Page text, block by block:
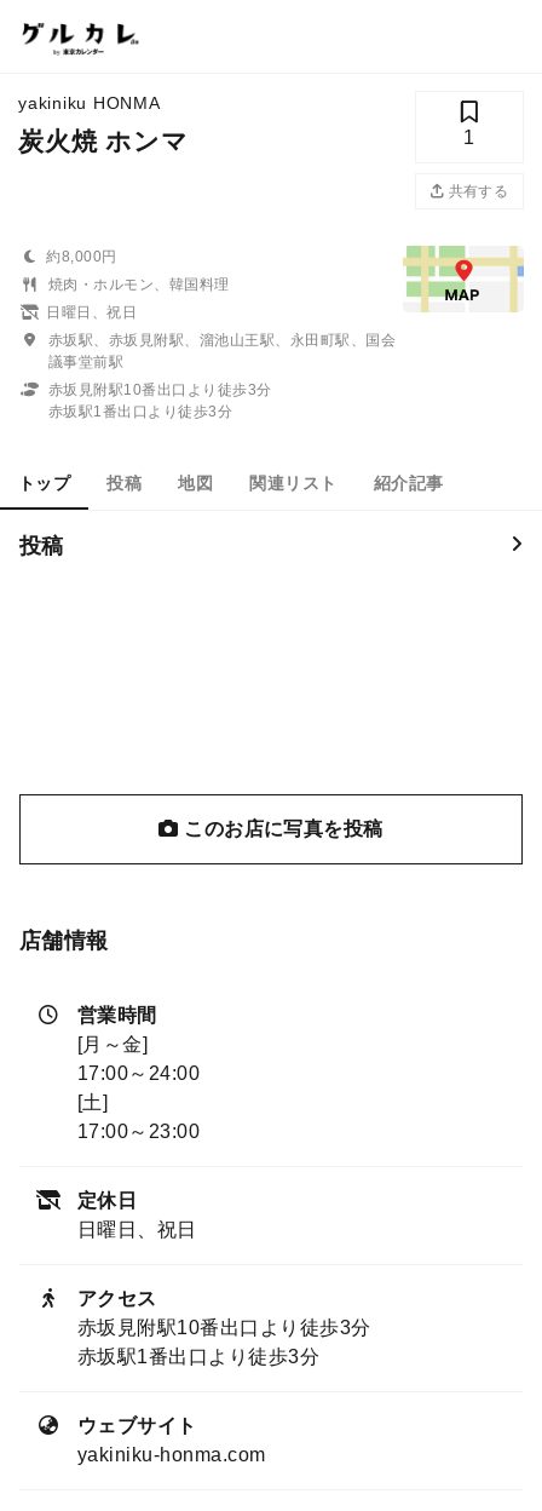
yakiniku HONMA
炭火焼 ホンマ 1
共有する
約8,000円
焼肉・ホルモン、韓国料理
日曜日、祝日
赤坂駅、赤坂見附駅、溜池山王駅、永田町駅、国会
議事堂前駅
赤坂見附駅10番出口より徒歩3分
赤坂駅1番出口より徒歩3分
トップ 投稿 地図 関連リスト 紹介記事
投稿
このお店に写真を投稿
店舗情報
営業時間
[月～金]
17:00～24:00
[土]
17:00～23:00
定休日
日曜日、祝日
アクセス
赤坂見附駅10番出口より徒歩3分
赤坂駅1番出口より徒歩3分
ウェブサイト
yakiniku-honma.com